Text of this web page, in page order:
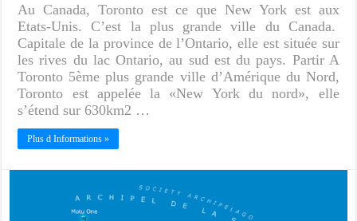
Au Canada, Toronto est ce que New York est aux
Etats-Unis. C’est la plus grande ville du Canada.
Capitale de la province de l’Ontario, elle est située sur
les rives du lac Ontario, au sud est du pays. Partir A
Toronto 5ème plus grande ville d’Amérique du Nord,
Toronto est appelée la «New York du nord», elle
s’étend sur 630km2 …
Plus d Informations »